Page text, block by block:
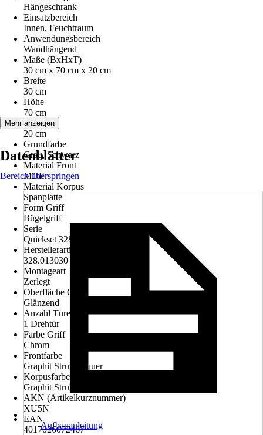
Hängeschrank
Einsatzbereich
Innen, Feuchtraum
Anwendungsbereich
Wandhängend
Maße (BxHxT)
30 cm x 70 cm x 20 cm
Breite
30 cm
Höhe
70 cm
Tiefe
20 cm
Grundfarbe
Grau, Schwarz
Material Front
MDF
Material Korpus
Spanplatte
Form Griff
Bügelgriff
Serie
Quickset 328
Herstellerartikelnummer
328.013030
Montageart
Zerlegt
Oberfläche Griff
Glänzend
Anzahl Türen
1 Drehtür
Farbe Griff
Chrom
Frontfarbe
Graphit Struktur quer
Korpusfarbe
Graphit Struktur quer
AKN (Artikelkurznummer)
XU5N
EAN
4017026072467
Mehr anzeigen
Datenblätter
Bereich überspringen
Aufbauanleitung